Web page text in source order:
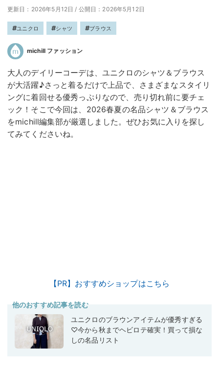
更新日：2026年5月12日 / 公開日：2026年5月12日
ユニクロ シャツ ブラウス
michill ファッション
大人のデイリーコーデは、ユニクロのシャツ＆ブラウス
が大活躍♪さっと着るだけで上品で、さまざまなスタイリ
ングに着回せる優秀っぷりなので、売り切れ前に要チェ
ック！そこで今回は、2026春夏の名品シャツ＆ブラウス
をmichill編集部が厳選しました。ぜひお気に入りを探し
てみてくださいね。
【PR】おすすめショップはこちら
他のおすすめ記事を読む
ユニクロのブラウンアイテムが優秀すぎる
♡今から秋までヘビロテ確実！買って損な
しの名品リスト